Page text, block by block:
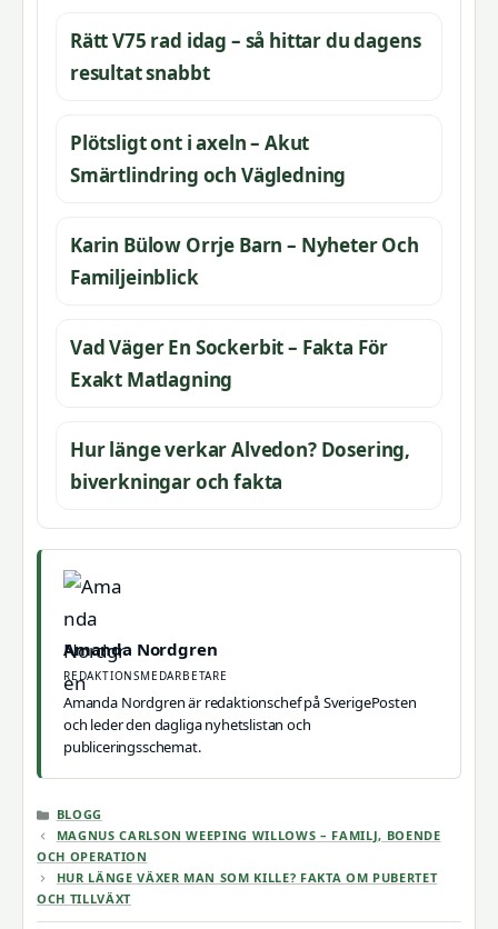
Rätt V75 rad idag – så hittar du dagens
resultat snabbt
Plötsligt ont i axeln – Akut
Smärtlindring och Vägledning
Karin Bülow Orrje Barn – Nyheter Och
Familjeinblick
Vad Väger En Sockerbit – Fakta För
Exakt Matlagning
Hur länge verkar Alvedon? Dosering,
biverkningar och fakta
Amanda Nordgren
REDAKTIONSMEDARBETARE
Amanda Nordgren är redaktionschef på SverigePosten
och leder den dagliga nyhetslistan och
publiceringsschemat.
KATEGORIER
BLOGG
MAGNUS CARLSON WEEPING WILLOWS – FAMILJ, BOENDE
OCH OPERATION
HUR LÄNGE VÄXER MAN SOM KILLE? FAKTA OM PUBERTET
OCH TILLVÄXT